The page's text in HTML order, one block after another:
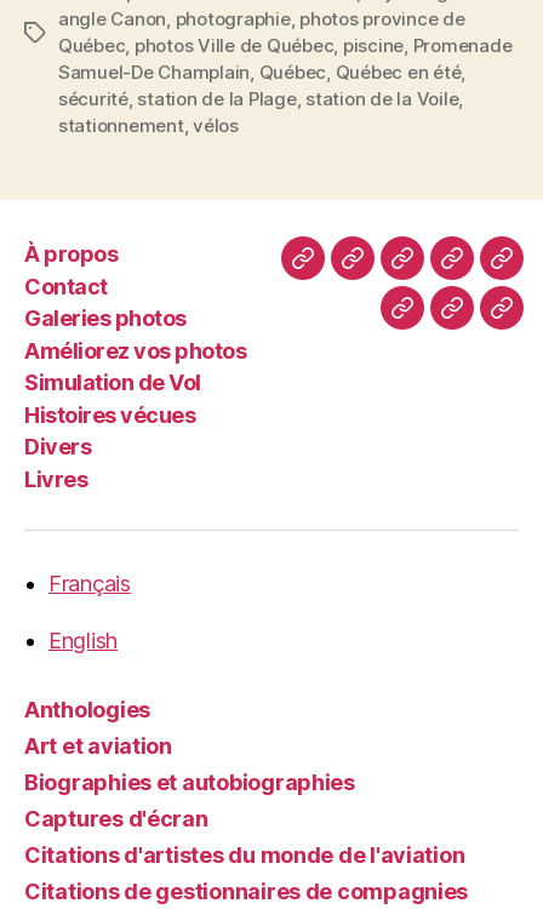
Étiquettes
angle Canon photographie, photos province de
Québec photos Ville de Québec piscine Promenade
Samuel-De Champlain Québec Québec en été,
sécurité, station de la Plage, station de la Voile,
stationnement,vélos
À propos
Contact
Galeries photos
Améliorez vos photos
Simulation de Vol
Histoires vécues
Divers
Livres
À
ContactGaleries
photosvos
photos
de
Vol
Histoires
Divers
Français
English
Anthologies
Art et aviation
Biographies et autobiographies
Captures d'écran
Citations d'artistes du monde de l'aviation
Citations de gestionnaires de compagnies